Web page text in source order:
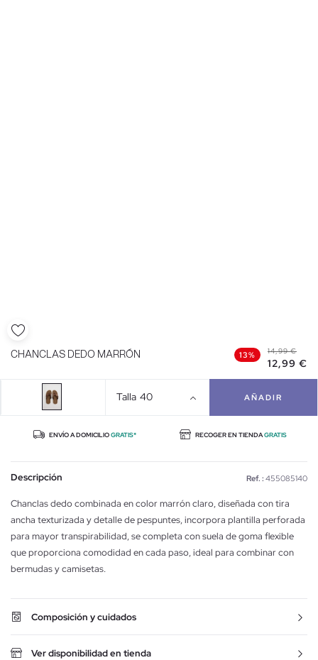
CHANCLAS DEDO MARRÓN 13% 14,99 €
12,99 €
Talla 40 AÑADIR
ENVÍO A DOMICILIOGRATIS* RECOGER EN TIENDAGRATIS
Descripción Ref. : 455085140
Chanclas dedo combinada en color marrón claro, diseñada con tira
ancha texturizada y detalle de pespuntes, incorpora plantilla perforada
para mayor transpirabilidad, se completa con suela de goma flexible
que proporciona comodidad en cada paso, ideal para combinar con
bermudas y camisetas.
Composición y cuidados
Ver disponibilidad en tienda